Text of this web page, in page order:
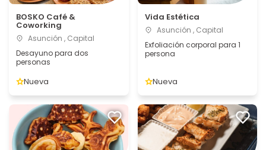
BOSKO Café &
Coworking
Asunción , Capital
Desayuno para dos
personas
Nueva
Vida Estética
Asunción , Capital
Exfoliación corporal para 1
persona
Nueva